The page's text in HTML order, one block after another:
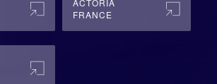
ACTORIA
FRANCE